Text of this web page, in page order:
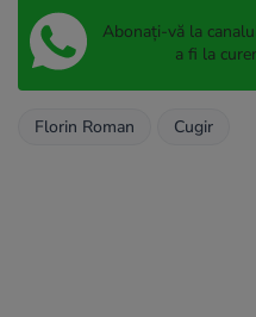
Abonați-vă la
a fi la
Florin Roman Cugir